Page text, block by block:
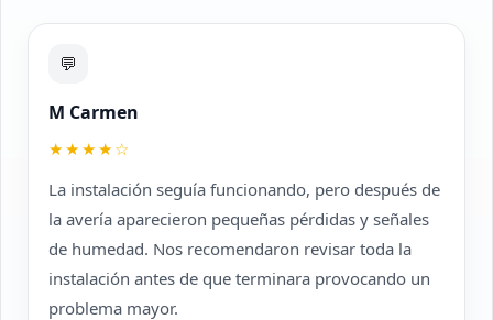
💬
M Carmen
★★★★☆
La instalación seguía funcionando, pero después de
la avería aparecieron pequeñas pérdidas y señales
de humedad. Nos recomendaron revisar toda la
instalación antes de que terminara provocando un
problema mayor.